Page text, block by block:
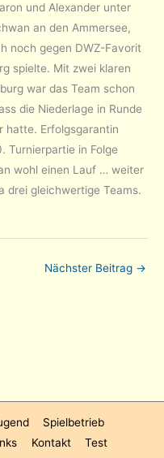
und Alexander unter
an den Ammersee,
noch gegen DWZ-Favorit
spielte. Mit zwei klaren
war das Team schon
die Niederlage in Runde
hatte. Erfolgsgarantin
Turnierpartie in Folge
wohl einen Lauf … weiter
drei gleichwertige Teams.
Nächster Beitrag →
Spielbetrieb
Kontakt Test